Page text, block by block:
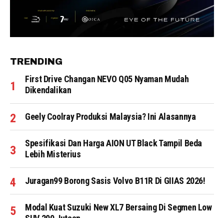
TRENDING
First Drive Changan NEVO Q05 Nyaman Mudah
Dikendalikan
Geely Coolray Produksi Malaysia? Ini Alasannya
Spesifikasi Dan Harga AION UT Black Tampil Beda
Lebih Misterius
Juragan99 Borong Sasis Volvo B11R Di GIIAS 2026!
Modal Kuat Suzuki New XL7 Bersaing Di Segmen Low